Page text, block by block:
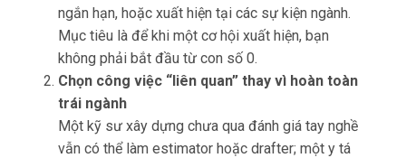
ngắn hạn, hoặc xuất hiện tại các sự kiện ngành.
Mục tiêu là để khi một cơ hội xuất hiện, bạn
không phải bắt đầu từ con số 0.
Chọn công việc “liên quan” thay vì hoàn toàn
trái ngành
Một kỹ sư xây dựng chưa qua đánh giá tay nghề
vẫn có thể làm estimator hoặc drafter; một y tá